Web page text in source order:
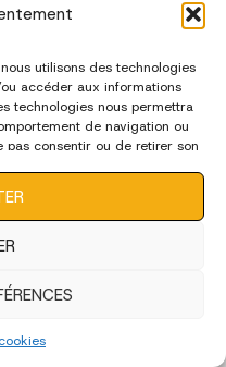
utilisons des technologies
accéder aux informations
technologies nous permettra
de navigation ou
pas consentir ou de retirer son